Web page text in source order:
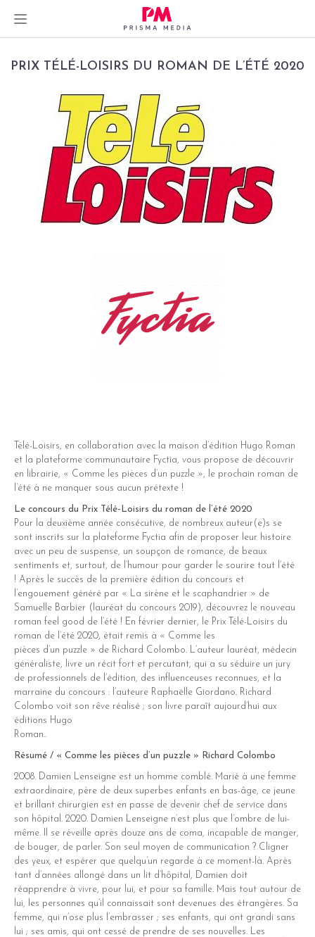
SkipPRIX TÉLÉ-LOISIRS DU ROMAN DE L’ÉTÉ 2020
Télé-Loisirs, en collaboration avec la maison d’édition Hugo Roman
et la plateforme communautaire Fyctia, vous propose de découvrir
en librairie, « Comme les pièces d’un puzzle », le prochain roman de
l’été à ne manquer sous aucun prétexte !
Le concours du Prix Télé-Loisirs du roman de l’été 2020
Pour la deuxième année consécutive, de nombreux auteur(e)s se
sont inscrits sur la plateforme Fyctia afin de proposer leur histoire
avec un peu de suspense, un soupçon de romance, de beaux
sentiments et, surtout, de l’humour pour garder le sourire tout l’été
! Après le succès de la première édition du concours et
l’engouement généré par « La sirène et le scaphandrier » de
Samuelle Barbier (lauréat du concours 2019), découvrez le nouveau
roman feel good de l’été ! En février dernier, le Prix Télé-Loisirs du
roman de l’été 2020, était remis à « Comme les
pièces d’un puzzle » de Richard Colombo. L’auteur lauréat, médecin
généraliste, livre un récit fort et percutant, qui a su séduire un jury
de professionnels de l’édition, des influenceuses reconnues, et la
marraine du concours : l’auteure Raphaëlle Giordano. Richard
Colombo voit son rêve réalisé ; son livre paraît aujourd’hui aux
éditions Hugo
Roman..
Résumé / « Comme les pièces d’un puzzle » Richard Colombo
2008. Damien Lenseigne est un homme comblé. Marié à une femme
extraordinaire, père de deux superbes enfants en bas-âge, ce jeune
et brillant chirurgien est en passe de devenir chef de service dans
son hôpital. 2020. Damien Lenseigne n’est plus que l’ombre de lui-
même. Il se réveille après douze ans de coma, incapable de manger,
de bouger, de parler. Son seul moyen de communication ? Cligner
des yeux, et espérer que quelqu’un regarde à ce moment-là. Après
tant d’années allongé dans un lit d’hôpital, Damien doit
réapprendre à vivre, pour lui, et pour sa famille. Mais tout autour de
lui, les personnes qu’il connaissait sont devenues des étrangères. Sa
femme, qui n’ose plus l’embrasser ; ses enfants, qui ont grandi sans
lui ; ses amis, qui ont cessé de prendre de ses nouvelles. Les